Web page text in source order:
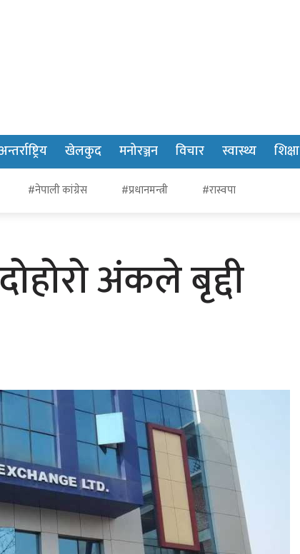
खेलकुद मनोरञ्जन विचार स्वास्थ्य शिक्षा
#नेपाली कांग्रेस #प्रधानमन्त्री #रास्वपा
अंकले बृद्दी